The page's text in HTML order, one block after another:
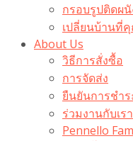
กรอบรูปติดผ
เปลี่ยนบ้านที่
About Us
วิธีการสั่งซื้อ
การจัดส่ง
ยืนยันการชำร
ร่วมงานกับเรา
Pennello